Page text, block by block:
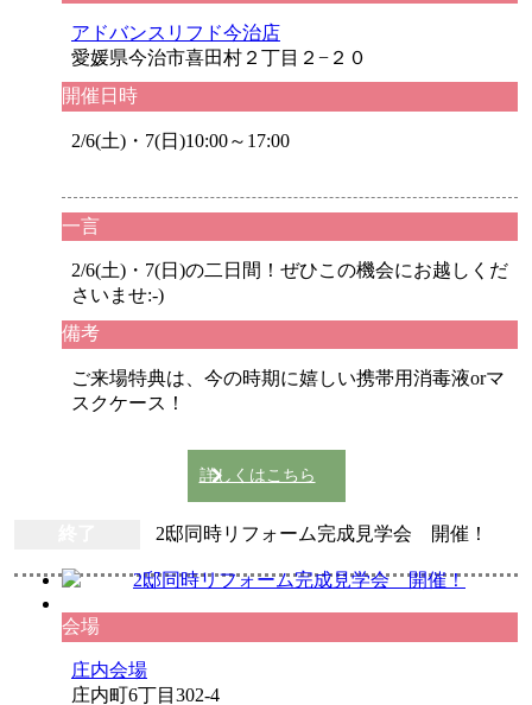
アドバンスリフド今治店
愛媛県今治市喜田村２丁目２−２０
開催日時
2/6(土)・7(日)10:00～17:00
一言
2/6(土)・7(日)の二日間！ぜひこの機会にお越しくだ
さいませ:-)
備考
ご来場特典は、今の時期に嬉しい携帯用消毒液orマ
スクケース！
詳しくはこちら
2邸同時リフォーム完成見学会 開催！
会場
庄内会場
庄内町6丁目302-4